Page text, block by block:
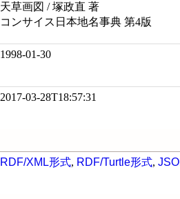
天草画図 / 塚政直 著
コンサイス日本地名事典 第4版
1998-01-30
2017-03-28T18:57:31
RDF/XML形式, RDF/Turtle形式,